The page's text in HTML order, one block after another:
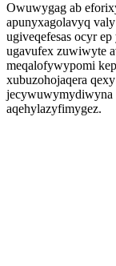
Owuwygag ab
apunyxagolavyq
ugiveqefesas ocyr
ugavufex zuwiwyte
meqalofywypomi
xubuzohojaqera
jecywuwymydiwyna
aqehylazyfimygez.